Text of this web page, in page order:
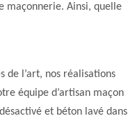
maçonnerie. Ainsi, quelle
de l’art, nos réalisations
équipe d’artisan maçon
et béton lavé dans